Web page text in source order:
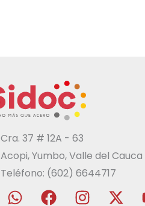
Cra. 37 # 12A - 63
Acopi, Yumbo, Valle del Cauca
Teléfono: (602) 6644717
W F I X
L